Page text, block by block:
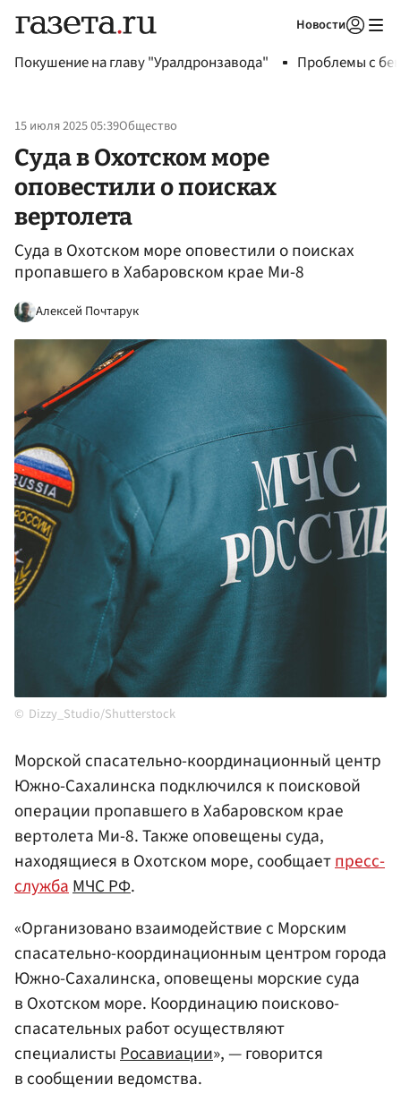
Новости
Покушение на главу "Уралдронзавода" Проблемы с
15 июля 2025 05:39Общество
Суда в Охотском море
оповестили о поисках
вертолета
Суда в Охотском море оповестили о поисках
пропавшего в Хабаровском крае Ми-8
Алексей Почтарук
Dizzy_Studio/Shutterstock
Морской спасательно-координационный центр
Южно-Сахалинска подключился к поисковой
операции пропавшего в Хабаровском крае
вертолета Ми-8. Также оповещены суда,
находящиеся в Охотском море, сообщаетпресс-
службаМЧС РФ.
«Организовано взаимодействие с Морским
спасательно-координационным центром города
Южно-Сахалинска, оповещены морские суда
в Охотском море. Координацию поисково-
спасательных работ осуществляют
специалистыРосавиации», — говорится
в сообщении ведомства.